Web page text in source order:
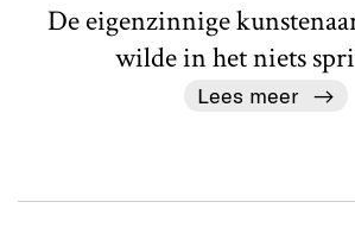
De eigenzinnige
wilde in het niets
Lees meer